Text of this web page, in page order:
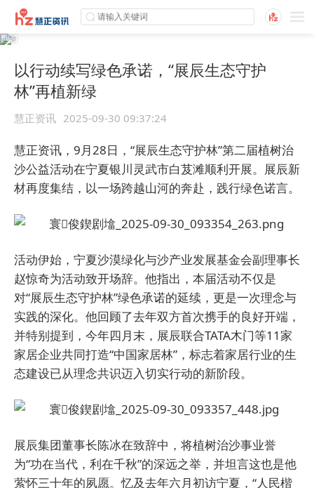
以行动续写绿色承诺，“展辰生态守护
林”再植新绿
慧正资讯 2025-09-30 09:37:24
慧正资讯， 9月28日，“展辰生态守护林”第二届植树治
沙公益活动在宁夏银川灵武市白芨滩顺利开展。展辰新
材再度集结，以一场跨越山河的奔赴，践行绿色诺言。
活动伊始，宁夏沙漠绿化与沙产业发展基金会副理事长
赵惊奇为活动致开场辞。他指出，本届活动不仅是
对“展辰生态守护林”绿色承诺的延续，更是一次理念与
实践的深化。他回顾了去年双方首次携手的良好开端，
并特别提到，今年四月末，展辰联合TATA木门等11家
家居企业共同打造“中国家居林”，标志着家居行业的生
态建设已从理念共识迈入切实行动的新阶段。
展辰集团董事长陈冰在致辞中，将植树治沙事业誉
为“功在当代，利在千秋”的深远之举，并坦言这也是他
萦怀三十年的夙愿。忆及去年六月初访宁夏，“人民楷